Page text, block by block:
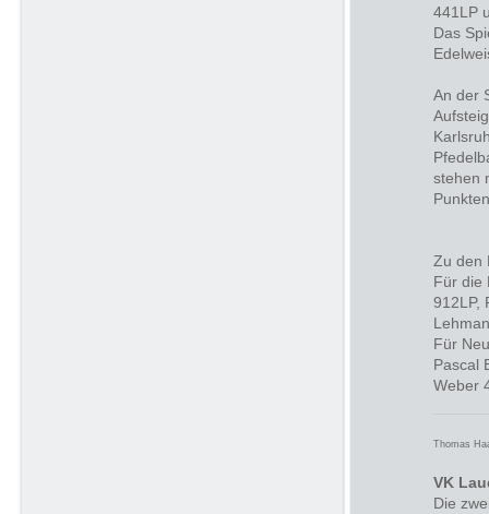
441LP
Das
An der
stehen
Zu den
Für die
912LP,
Für
Pascal
Weber
Thomas
VK
Die